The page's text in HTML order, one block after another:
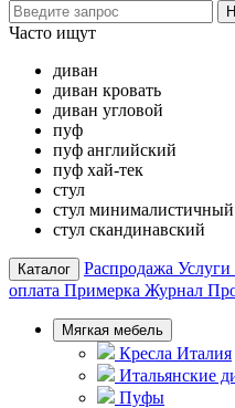
Часто ищут
диван
диван кровать
диван угловой
пуф
пуф английский
пуф хай-тек
стул
стул минималистичный
стул скандинавский
Каталог Распродажа Услуги
оплата Примерка Журнал
Мягкая мебель
Кресла Италия
Итальянские
Пуфы